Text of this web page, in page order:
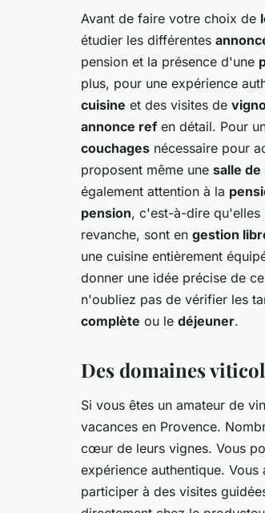
Avant de faire votre choix de
étudier les différentes
pension et la présence d'une
plus, pour une expérience
cuisine et des visites de
annonce ref en détail. Pour
couchages nécessaire pour
proposent même une salle
également attention à la
pension, c'est-à-dire qu'elles
revanche, sont en gestion
une cuisine entièrement
donner une idée précise de
n'oubliez pas de vérifier les
complète ou le déjeuner.
Des domaines
Si vous êtes un amateur de
vacances en Provence.
cœur de leurs vignes. Vous
expérience authentique.
participer à des visites